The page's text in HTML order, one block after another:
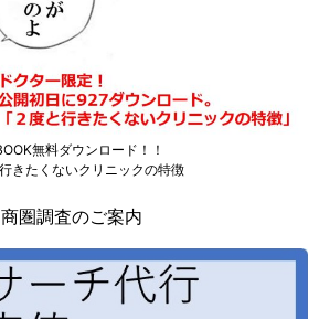
無料ダウンロード！！
きたくないクリニックの特徴
商圏調査のご案内